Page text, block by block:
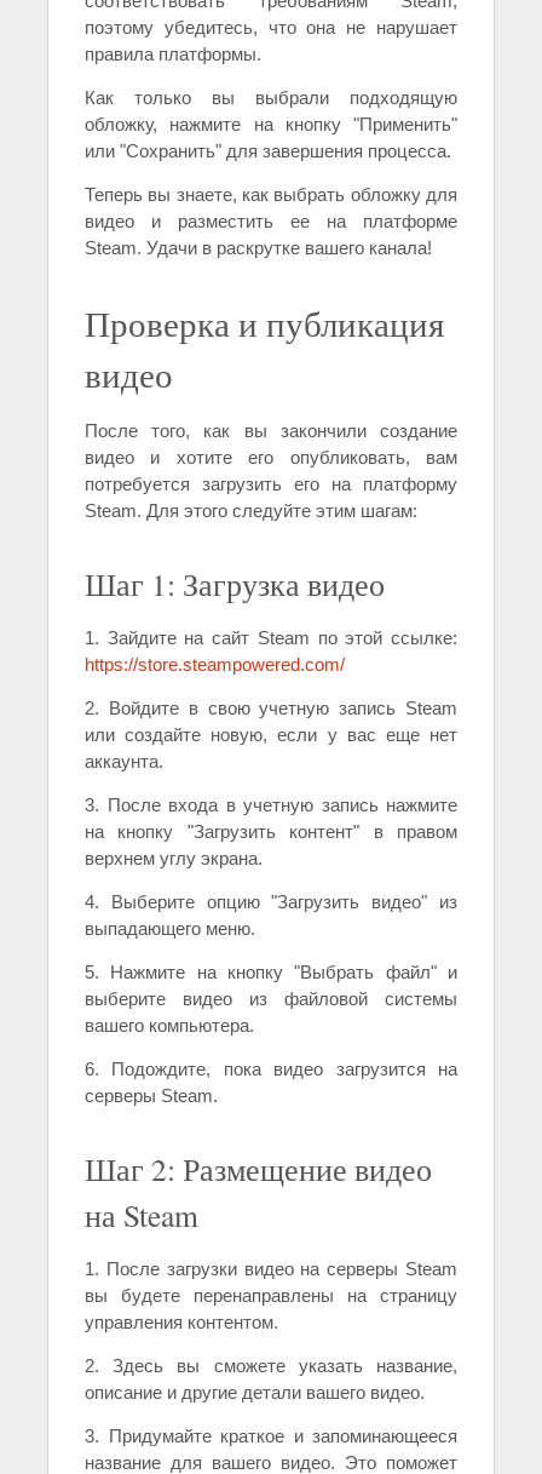
поэтому убедитесь, что она не нарушает
правила платформы.
Как только вы выбрали подходящую
обложку, нажмите на кнопку "Применить"
или "Сохранить" для завершения процесса.
Теперь вы знаете, как выбрать обложку для
видео и разместить ее на платформе
Steam. Удачи в раскрутке вашего канала!
Проверка и публикация
видео
После того, как вы закончили создание
видео и хотите его опубликовать, вам
потребуется загрузить его на платформу
Steam. Для этого следуйте этим шагам:
Шаг 1: Загрузка видео
1. Зайдите на сайт Steam по этой ссылке:
https://store.steampowered.com/
2. Войдите в свою учетную запись Steam
или создайте новую, если у вас еще нет
аккаунта.
3. После входа в учетную запись нажмите
на кнопку "Загрузить контент" в правом
верхнем углу экрана.
4. Выберите опцию "Загрузить видео" из
выпадающего меню.
5. Нажмите на кнопку "Выбрать файл" и
выберите видео из файловой системы
вашего компьютера.
6. Подождите, пока видео загрузится на
серверы Steam.
Шаг 2: Размещение видео
на Steam
1. После загрузки видео на серверы Steam
вы будете перенаправлены на страницу
управления контентом.
2. Здесь вы сможете указать название,
описание и другие детали вашего видео.
3. Придумайте краткое и запоминающееся
название для вашего видео. Это поможет